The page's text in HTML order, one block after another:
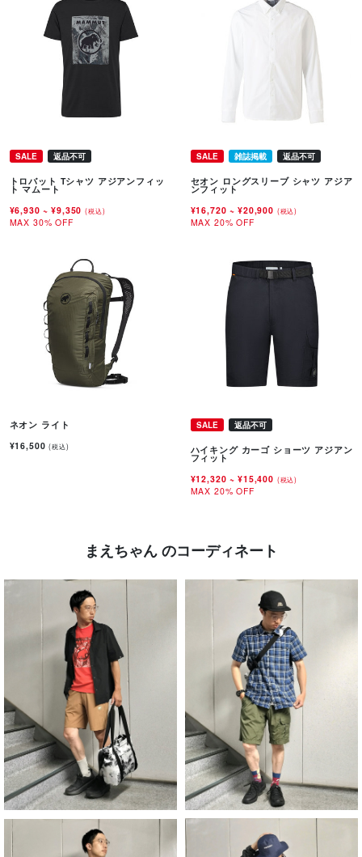
SALE 返品不可
トロバット Tシャツ アジアンフィッ
ト マムート
¥6,930~ ¥9,350(税込)
MAX 30% OFF
SALE 雑誌掲載 返品不可
セオン ロングスリーブ シャツ アジア
ンフィット
¥16,720~ ¥20,900 (税込)
MAX 20% OFF
ネオン ライト
¥16,500(税込)
SALE 返品不可
ハイキング カーゴ ショーツ アジアン
フィット
¥12,320~ ¥15,400 (税込)
MAX 20% OFF
まえちゃん のコーディネート